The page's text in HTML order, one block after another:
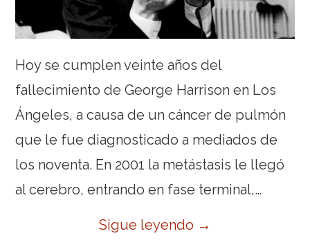
Hoy se cumplen veinte años del
fallecimiento de George Harrison en Los
Ángeles, a causa de un cáncer de pulmón
que le fue diagnosticado a mediados de
los noventa. En 2001 la metástasis le llegó
al cerebro, entrando en fase terminal,…
Sigue leyendo →